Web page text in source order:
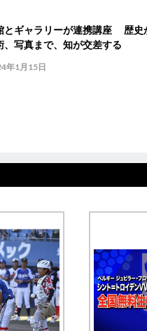
とギャラリーが連携講座 歴史
、写真まで、知が交差する
年1月15日